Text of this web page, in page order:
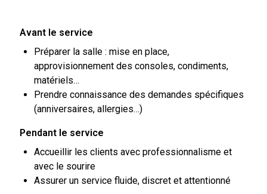
Avant le service
Préparer la salle : mise en place,
approvisionnement des consoles, condiments,
matériels…
Prendre connaissance des demandes spécifiques
(anniversaires, allergies…)
Pendant le service
Accueillir les clients avec professionnalisme et
avec le sourire
Assurer un service fluide, discret et attentionné